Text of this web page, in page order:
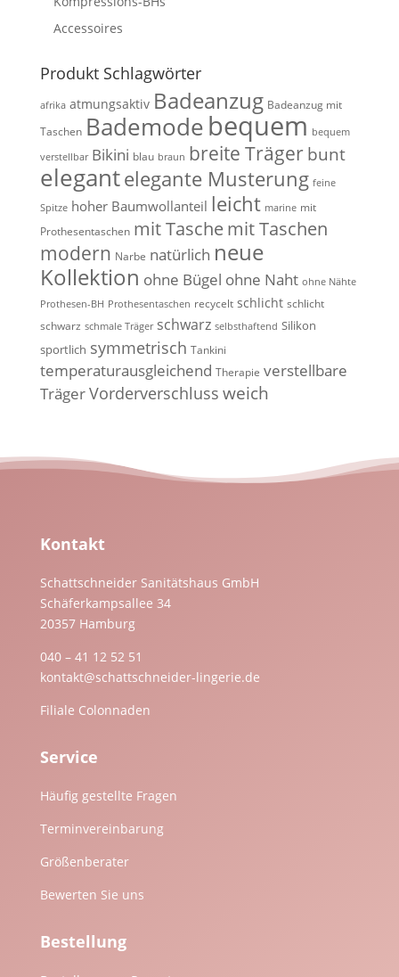
Accessoires
Produkt Schlagwörter
afrika atmungsaktiv Badeanzug Badeanzug mit
Taschen Bademodebequem bequem
verstellbar Bikini blau braun breite Träger bunt
elegantelegante Musterung feine
Spitze hoher Baumwollanteil leicht marine mit
Prothesentaschen mit Taschemit Taschen
modern Narbe natürlich neue
Kollektion ohne Bügel ohne Naht ohne Nähte
Prothesen-BH Prothesentaschen recycelt schlicht schlicht
schwarz schmale Träger schwarz selbsthaftend Silikon
sportlich symmetrisch Tankini
temperaturausgleichend Therapie verstellbare
TrägerVorderverschluss weich
Kontakt
Schattschneider Sanitätshaus GmbH
Schäferkampsallee 34
20357 Hamburg
040 – 41 12 52 51
kontakt@schattschneider-lingerie.de
Filiale Colonnaden
Service
Häufig gestellte Fragen
Terminvereinbarung
Größenberater
Bewerten Sie uns
Bestellung